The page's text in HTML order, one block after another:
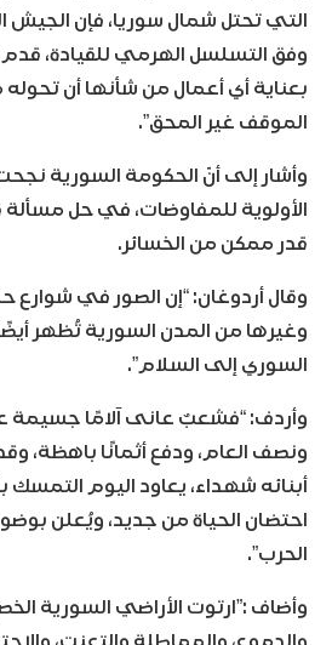
التي تحتل شمال سوريا، فإن الجيش
وفق التسلسل الهرمي للقيادة، قدم
بعناية أي أعمال من شأنها أن
الموقف غير المحق”.
وأشار إلى أنّ الحكومة السورية
الأولوية للمفاوضات، في حل مسألة
قدر ممكن من الخسائر.
وقال أردوغان: “إن الصور في شوارع
وغيرها من المدن السورية تُظهر
السوري إلى السلام”.
ونصف العام، ودفع أثمانًا باهظة،
أبنائه شهداء، يعاود اليوم التمسك
احتضان الحياة من جديد، ويُعلن
الحرب”.
وأضاف :”ارتوت الأراضي السورية